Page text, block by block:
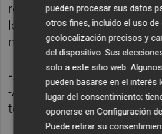
respondiendo: “chicos, no
lo veremos mañana”, pero
ni idea.
-A qué artista le dedicarías
-A mi tío Vicente “el Xai”,
toda su vida al arte.
pueden procesar sus datos
otros fines, incluido el uso de
geolocalización precisos y
del dispositivo. Sus
solo a este sitio web.
pueden basarse en el interés
lugar del consentimiento;
oponerse enConfiguración
Puede retirar su